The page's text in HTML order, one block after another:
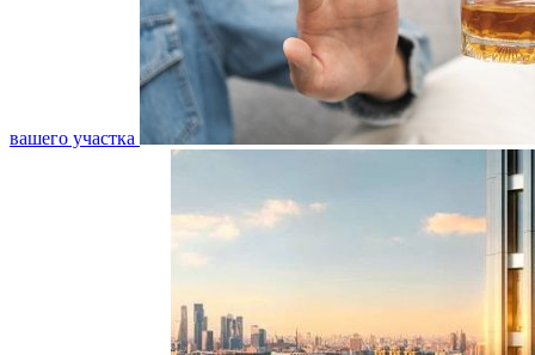
вашего участка